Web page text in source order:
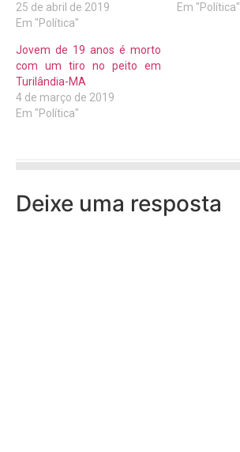
25 de abril de 2019
Em "Política"
Em "Política"
Jovem de 19 anos é morto
com um tiro no peito em
Turilândia-MA
4 de março de 2019
Em "Política"
Deixe uma resposta